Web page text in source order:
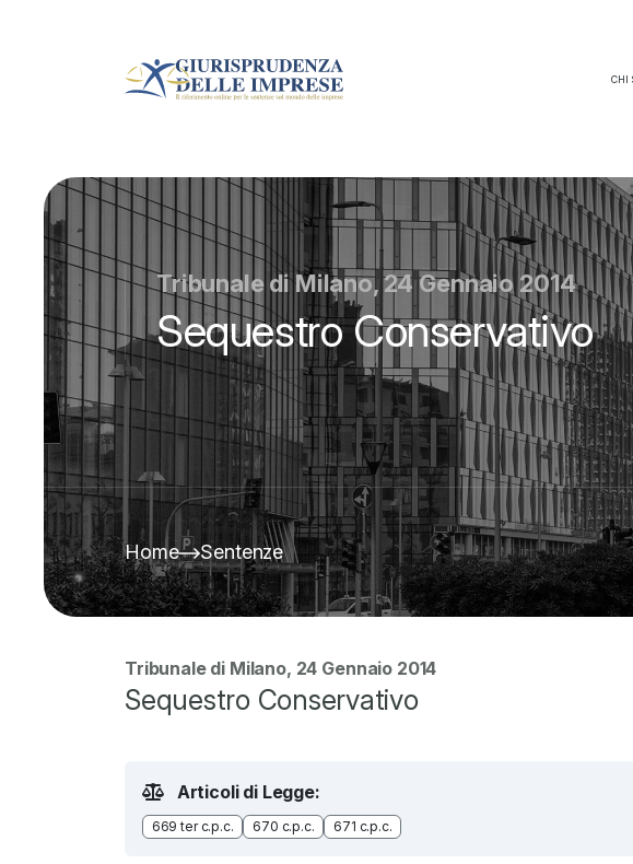
CHI
Tribunale di Milano, 24 Gennaio 2014
Sequestro Conservativo
Home Sentenze
Tribunale di Milano, 24 Gennaio 2014
Sequestro Conservativo
Articoli di Legge:
669 ter c.p.c. 670 c.p.c. 671 c.p.c.